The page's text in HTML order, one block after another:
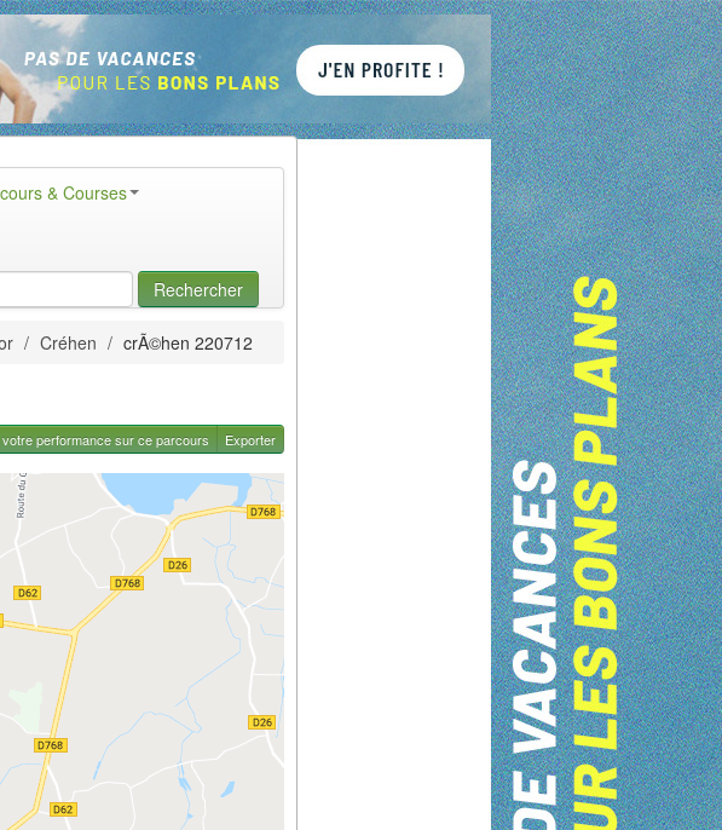
& Courses
Rechercher
/ Créhen / crÃ©hen 220712
performance sur ce parcours Exporter